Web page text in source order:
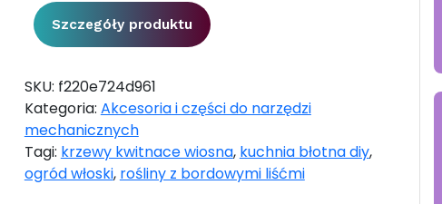
Szczegóły produktu
SKU: f220e724d961
Kategoria: Akcesoria i części do narzędzi
mechanicznych
Tagi: krzewy kwitnace wiosna, kuchnia błotna diy,
ogród włoski, rośliny z bordowymi liśćmi